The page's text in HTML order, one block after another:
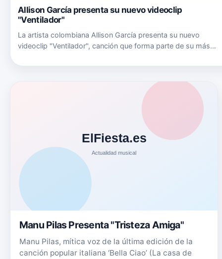
Allison García presenta su nuevo videoclip
"Ventilador"
La artista colombiana Allison García presenta su nuevo
videoclip "Ventilador", canción que forma parte de su más
y productora de su música, arte gráfico y videoclips, además
Manu Pilas Presenta "Tristeza Amiga"
Manu Pilas, mítica voz de la última edición de la
canción popular italiana ‘Bella Ciao’ (La casa de